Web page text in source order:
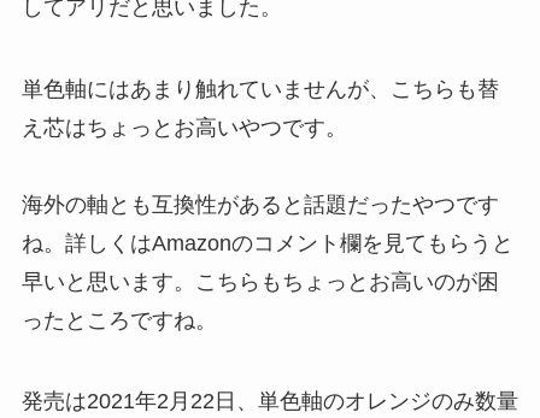
してアリだと思いました。
単色軸にはあまり触れていませんが、こちらも替
え芯はちょっとお高いやつです。
海外の軸とも互換性があると話題だったやつです
ね。詳しくはAmazonのコメント欄を見てもらうと
早いと思います。こちらもちょっとお高いのが困
ったところですね。
発売は2021年2月22日、単色軸のオレンジのみ数量